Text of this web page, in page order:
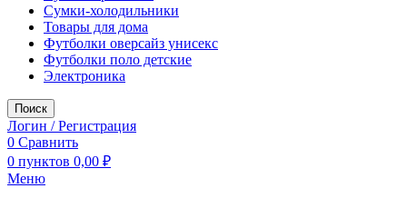
Сумки-холодильники
Товары для дома
Футболки оверсайз унисекс
Футболки поло детские
Электроника
Поиск
Логин / Регистрация
0 Сравнить
0 пунктов 0,00 ₽
Меню